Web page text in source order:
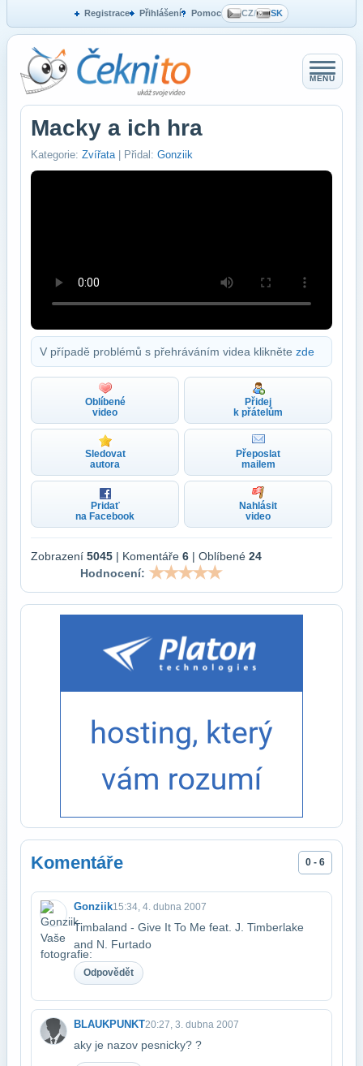
Registrace Přihlášení Pomoc CZ/ SK
MENU
Macky a ich hra
Kategorie: Zvířata | Přidal: Gonziik
V případě problémů s přehráváním videa klikněte zde
Oblíbené
video
Přidej
k přátelům
Sledovat
autora
Přeposlat
mailem
Pridať
na Facebook
Nahlásit
video
Zobrazení 5045 | Komentáře 6 | Oblíbené 24
Hodnocení:
Komentáře 0 - 6
Gonziik15:34, 4. dubna 2007
Timbaland - Give It To Me feat. J. Timberlake
and N. Furtado
Odpovědět
BLAUKPUNKT20:27, 3. dubna 2007
aky je nazov pesnicky? ?